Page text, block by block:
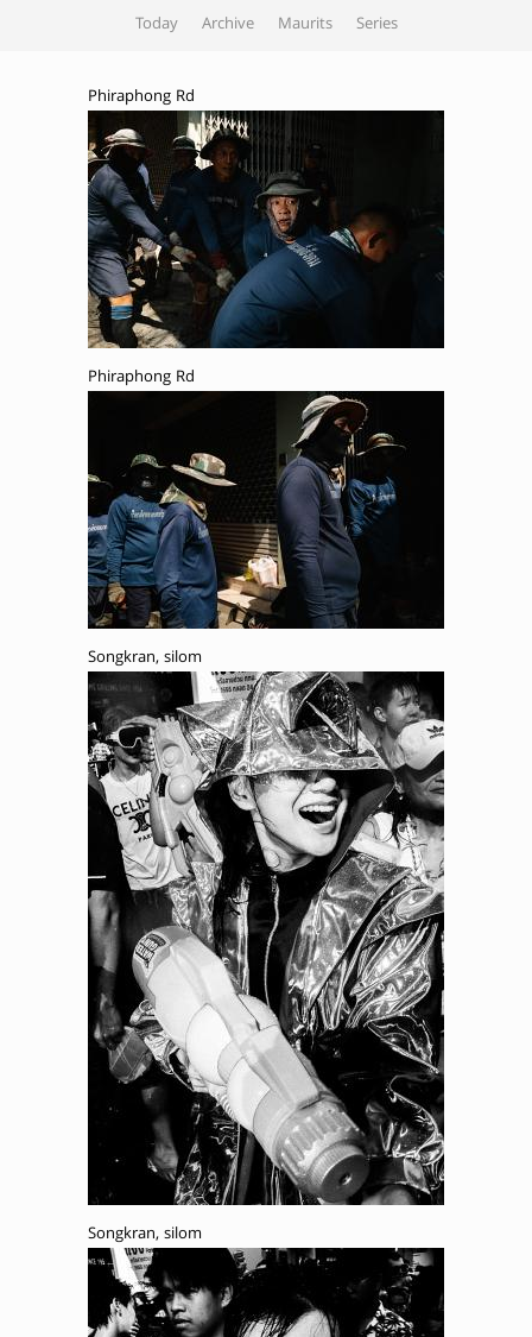
Today Archive Maurits Series
Phiraphong Rd
Phiraphong Rd
Songkran, silom
Songkran, silom